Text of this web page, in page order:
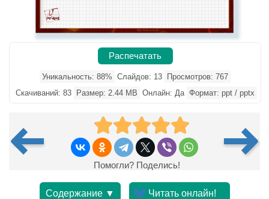
Распечатать
Уникальность: 88% Слайдов: 13
Просмотров: 767
Скачиваний: 83
Размер: 2.44 MB Онлайн: Да Формат: ppt / pptx
Помогли? Поделись!
Содержание ▼ Читать онлайн!